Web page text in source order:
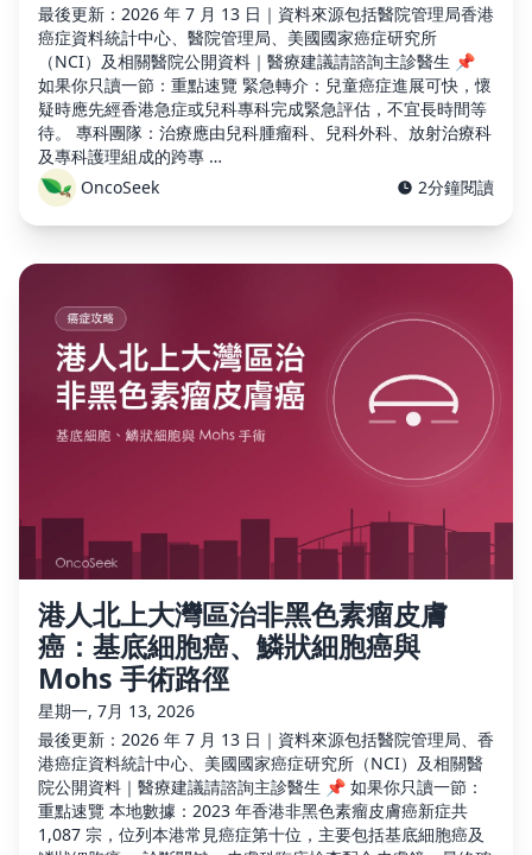
最後更新：2026 年 7 月 13 日｜資料來源包括醫院管理局香港
癌症資料統計中心、醫院管理局、美國國家癌症研究所
（NCI）及相關醫院公開資料｜醫療建議請諮詢主診醫生 📌
如果你只讀一節：重點速覽 緊急轉介：兒童癌症進展可快，懷
疑時應先經香港急症或兒科專科完成緊急評估，不宜長時間等
待。 專科團隊：治療應由兒科腫瘤科、兒科外科、放射治療科
及專科護理組成的跨專 …
OncoSeek
2分鐘閱讀
港人北上大灣區治非黑色素瘤皮膚
癌：基底細胞癌、鱗狀細胞癌與
Mohs 手術路徑
星期一, 7月 13, 2026
最後更新：2026 年 7 月 13 日｜資料來源包括醫院管理局、香
港癌症資料統計中心、美國國家癌症研究所（NCI）及相關醫
院公開資料｜醫療建議請諮詢主診醫生 📌 如果你只讀一節：
重點速覽 本地數據：2023 年香港非黑色素瘤皮膚癌新症共
1,087 宗，位列本港常見癌症第十位，主要包括基底細胞癌及